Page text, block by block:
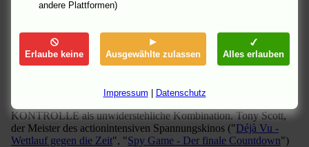
Katastrophe vor Augen fassen Colson und Barnes, die mit ihrem
verwegenen Plan durchzuführen und Tausende von Leben zu
retten. Selbst wenn die Gefahr groß ist, das eigene dabei zu
verlieren ...
Adrenalin und Action erweisen sich im fiebrigen, von wahren
Ereignissen inspirierten Thriller UNSTOPPABLE - AUSSER
KONTROLLE als unwiderstehliche Kombination. Tony Scott,
der Meister des actionintensiven Spannungskinos ("Déjà Vu -
Wettlauf gegen die Zeit", "Spy Game - Der finale Countdown")
andere Plattformen)
Erlaube keine Ausgewählte zulassen Alles erlauben
Impressum Datenschutz